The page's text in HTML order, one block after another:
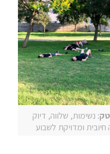
: נשימות, שלווה, דיוק
ומדויקת לשבוע